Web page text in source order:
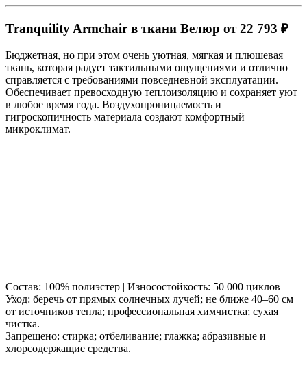
Tranquility Armchair в ткани Велюр от 22 793 ₽
Бюджетная, но при этом очень уютная, мягкая и плюшевая
ткань, которая радует тактильными ощущениями и отлично
справляется с требованиями повседневной эксплуатации.
Обеспечивает превосходную теплоизоляцию и сохраняет уют
в любое время года. Воздухопроницаемость и
гигроскопичность материала создают комфортный
микроклимат.
Состав: 100% полиэстер | Износостойкость: 50 000 циклов
Уход: беречь от прямых солнечных лучей; не ближе 40–60 см
от источников тепла; профессиональная химчистка; сухая
чистка.
Запрещено: стирка; отбеливание; глажка; абразивные и
хлорсодержащие средства.